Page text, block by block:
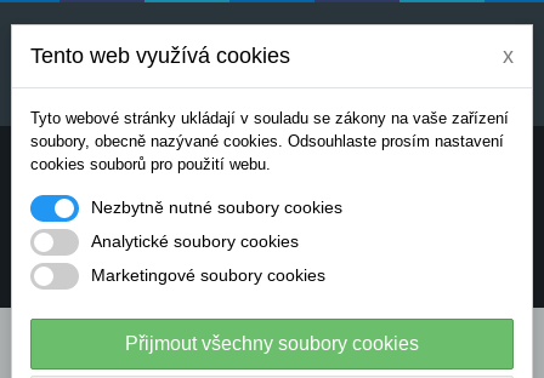
Uvedené ceny jsou orientační a mohou se měnit v
závislosti na aktuálních cenách výrobců a
dodavatelů. Pro přesnou cenovou nabídku prosím
Potřebujete poradit? Chcete objednávat telefonicky:
info@dataflex-security.com
Tento web využívá cookies x
Tyto webové stránky ukládají v souladu se zákony na vaše zařízení
soubory, obecně nazývané cookies. Odsouhlaste prosím nastavení
cookies souborů pro použití webu.
Nezbytně nutné soubory cookies
Analytické soubory cookies
Marketingové soubory cookies
Přijmout všechny soubory cookies